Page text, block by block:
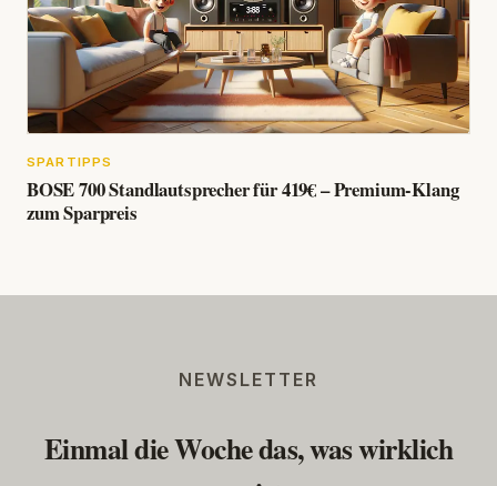
SPARTIPPS
BOSE 700 Standlautsprecher für 419€ – Premium-Klang
zum Sparpreis
NEWSLETTER
Einmal die Woche das, was wirklich